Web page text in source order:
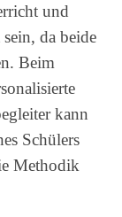
und
da beide
Beim
kann
Schülers
Methodik